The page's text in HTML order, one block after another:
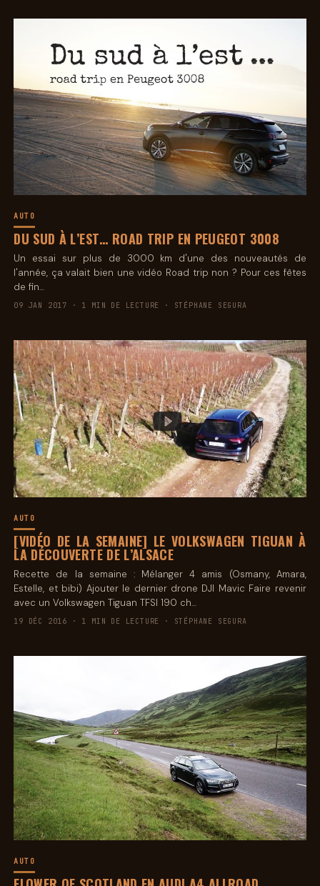
AUTO
DU SUD À L’EST… ROAD TRIP EN PEUGEOT 3008
Un essai sur plus de 3000 km d'une des nouveautés de
l'année, ça valait bien une vidéo Road trip non ? Pour ces fêtes
de fin…
09 JAN 2017 · 1 MIN DE LECTURE · STÉPHANE SEGURA
AUTO
[VIDÉO DE LA SEMAINE] LE VOLKSWAGEN TIGUAN À
LA DÉCOUVERTE DE L’ALSACE
Recette de la semaine : Mélanger 4 amis (Osmany, Amara,
Estelle, et bibi) Ajouter le dernier drone DJI Mavic Faire revenir
avec un Volkswagen Tiguan TFSI 190 ch…
19 DÉC 2016 · 1 MIN DE LECTURE · STÉPHANE SEGURA
AUTO